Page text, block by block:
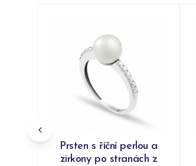
Prsten s říční perlou a
zirkony po stranách z